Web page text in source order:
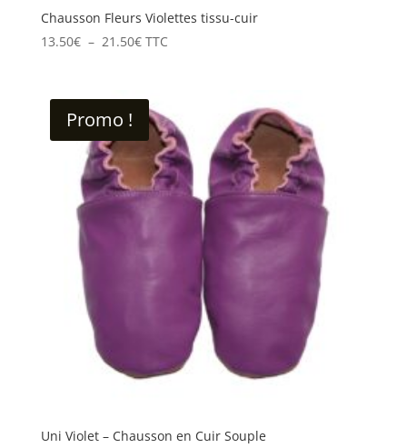
Chausson Fleurs Violettes tissu-cuir
13.50€ – 21.50€Plage
13.50€
21.50€
TTC
Promo !
Uni Violet – Chausson en Cuir Souple